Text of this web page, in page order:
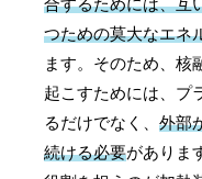
合するためには、互
つための莫大なエネ
ます。そのため、核
起こすためには、プ
るだけでなく、外部
続ける必要がありま